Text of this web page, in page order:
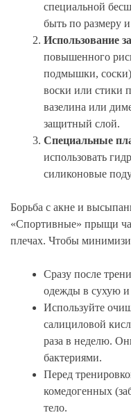
специальной
быть по размеру
Использование
повышенного
подмышки,
воски или стики
вазелина или
защитный слой.
Специальные
использовать
силиконовые
Борьба с акне и
«Спортивные» прыщи
плечах. Чтобы
Сразу после
одежды в сухую
Используйте
салициловой
раза в неделю.
бактериями.
Перед
комедогенных
тело.